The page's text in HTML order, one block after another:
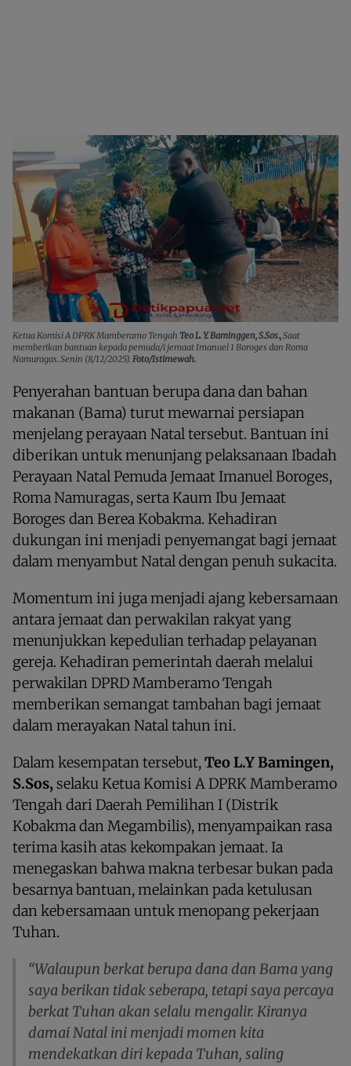
Ketua Komisi A DPRK Mamberamo Tengah Teo L. Y. Baminggen, S.Sos.,Saat
memberikan bantuan kepada pemuda/i jemaat Imanuel 1 Boroges dan Roma
Namuragas. Senin (8/12/2025). Foto/Istimewah.
Penyerahan bantuan berupa dana dan bahan
makanan (Bama) turut mewarnai persiapan
menjelang perayaan Natal tersebut. Bantuan ini
diberikan untuk menunjang pelaksanaan Ibadah
Perayaan Natal Pemuda Jemaat Imanuel Boroges,
Roma Namuragas, serta Kaum Ibu Jemaat
Boroges dan Berea Kobakma. Kehadiran
dukungan ini menjadi penyemangat bagi jemaat
dalam menyambut Natal dengan penuh sukacita.
Momentum ini juga menjadi ajang kebersamaan
antara jemaat dan perwakilan rakyat yang
menunjukkan kepedulian terhadap pelayanan
gereja. Kehadiran pemerintah daerah melalui
perwakilan DPRD Mamberamo Tengah
memberikan semangat tambahan bagi jemaat
dalam merayakan Natal tahun ini.
Dalam kesempatan tersebut,Teo L.Y Bamingen,
S.Sos, selaku Ketua Komisi A DPRK Mamberamo
Tengah dari Daerah Pemilihan I (Distrik
Kobakma dan Megambilis), menyampaikan rasa
terima kasih atas kekompakan jemaat. Ia
menegaskan bahwa makna terbesar bukan pada
besarnya bantuan, melainkan pada ketulusan
dan kebersamaan untuk menopang pekerjaan
Tuhan.
“Walaupun berkat berupa dana dan Bama yang
saya berikan tidak seberapa, tetapi saya percaya
berkat Tuhan akan selalu mengalir. Kiranya
damai Natal ini menjadi momen kita
mendekatkan diri kepada Tuhan, saling